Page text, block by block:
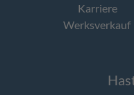
Karriere
Werksverkauf